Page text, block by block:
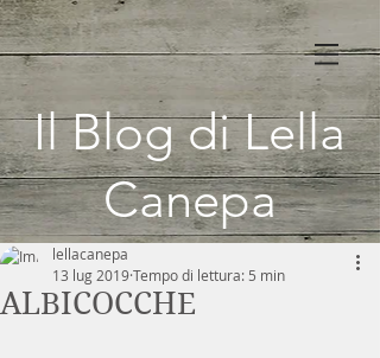
Il Blog di Lella
Canepa
ALBICOCCHE
lellacanepa
13 lug 2019Tempo di lettura: 5 min